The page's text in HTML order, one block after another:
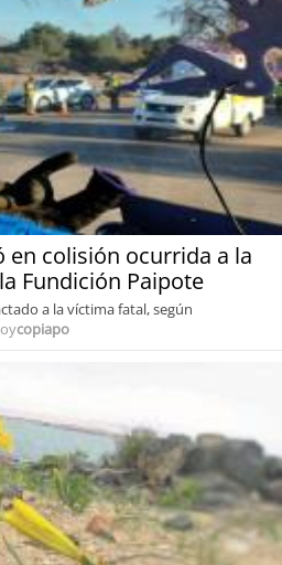
en colisión ocurrida a la
Fundición Paipote
a la víctima fatal, según
copiapo